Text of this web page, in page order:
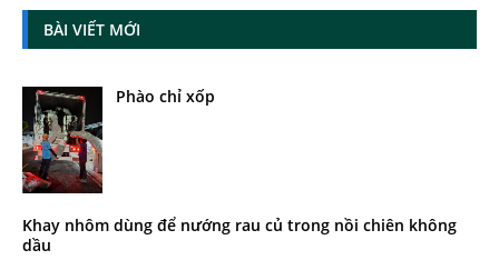
BÀI VIẾT MỚI
Phào chỉ xốp
Khay nhôm dùng để nướng rau củ trong nồi chiên không
dầu